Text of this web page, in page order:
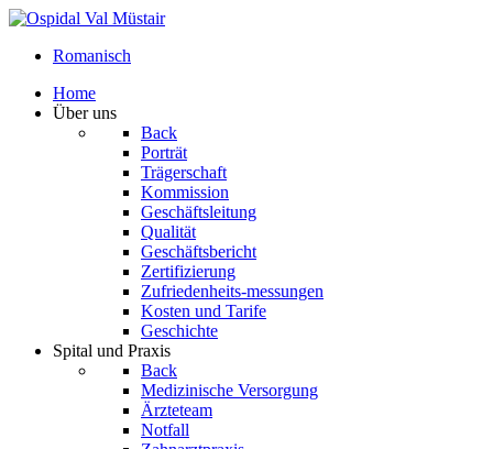
Romanisch
Home
Über uns
Back
Porträt
Trägerschaft
Kommission
Geschäftsleitung
Qualität
Geschäftsbericht
Zertifizierung
Zufriedenheits-messungen
Kosten und Tarife
Geschichte
Spital und Praxis
Back
Medizinische Versorgung
Ärzteteam
Notfall